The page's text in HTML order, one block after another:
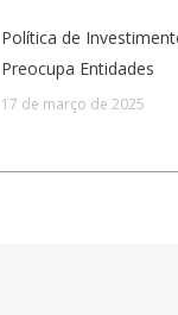
Política de
Preocupa Entidades
17 de março de 2025